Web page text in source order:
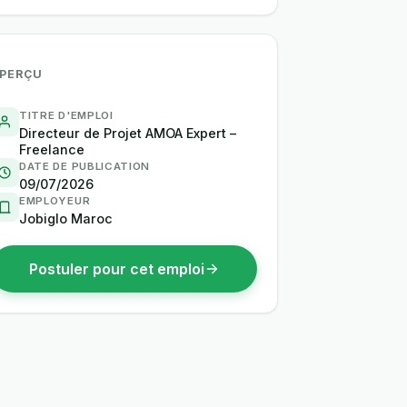
TITRE D'EMPLOI
Directeur de Projet AMOA Expert –
Freelance
DATE DE PUBLICATION
09/07/2026
EMPLOYEUR
Jobiglo Maroc
Postuler pour cet emploi